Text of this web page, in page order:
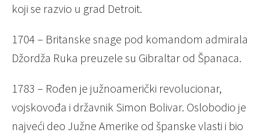
koji se razvio u grad Detroit.
1704 – Britanske snage pod komandom admirala
Džordža Ruka preuzele su Gibraltar od Španaca.
1783 – Rođen je južnoamerički revolucionar,
vojskovođa i državnik Simon Bolivar. Oslobodio je
najveći deo Južne Amerike od španske vlasti i bio